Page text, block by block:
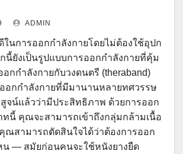
ADMIN
ในการออกกำลังกายโดยไม่ต้องใช้อุปก
นี้ยังเป็นรูปแบบการออกกำลังกายที่คุ้ม
กกำลังกายกับวงดนตรี (theraband)
อกกำลังกายที่มีมานานหลายทศวรรษ
จน์แล้วว่ามีประสิทธิภาพ ด้วยการออก
ทนี้ คุณจะสามารถเข้าถึงกลุ่มกล้ามเนื้อ
ณสามารถตัดสินใจได้ว่าต้องการออก
น — สมัยก่อนคนจะใช้หนังยางยืด